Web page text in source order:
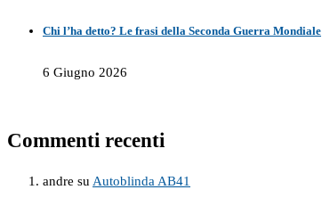
Chi l’ha detto? Le frasi della Seconda Guerra Mondiale
6 Giugno 2026
Commenti recenti
andre su Autoblinda AB41